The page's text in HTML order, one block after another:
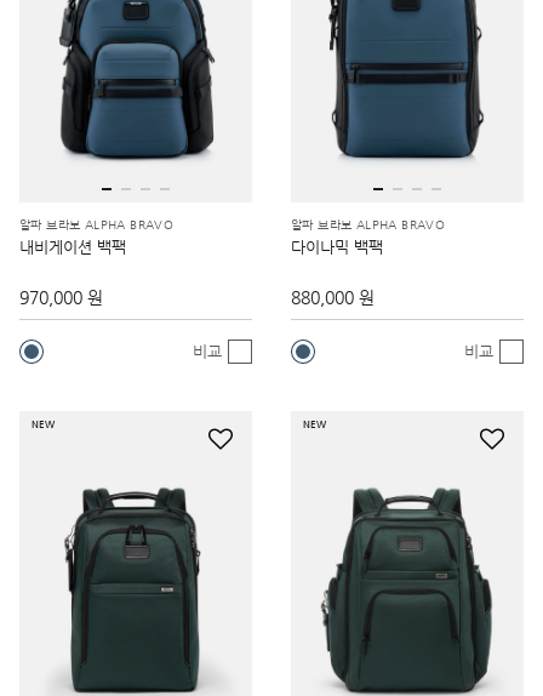
알파 브라보 ALPHA BRAVO
내비게이션 백팩
970,000 원
비교
알파 브라보 ALPHA BRAVO
다이나믹 백팩
880,000 원
비교
NEW NEW